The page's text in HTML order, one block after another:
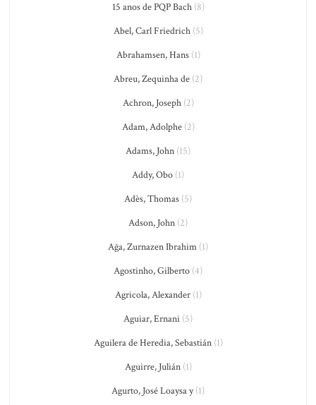
15 anos de PQP Bach(8)
Abel, Carl Friedrich(5)
Abrahamsen, Hans(1)
Abreu, Zequinha de (2)
Achron, Joseph(2)
Adam, Adolphe(2)
Adams, John (15)
Addy, Obo (1)
Adès, Thomas (5)
Adson, John (2)
Ağa, Zurnazen Ibrahim (1)
Agostinho, Gilberto (4)
Agricola, Alexander(1)
Aguiar, Ernani (5)
Aguilera de Heredia, Sebastián(1)
Aguirre, Julián(1)
Agurto, José Loaysa y(1)